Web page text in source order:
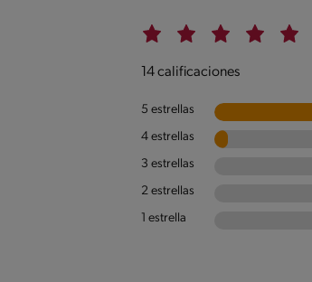
14 calificaciones
5 estrellas
4 estrellas
3 estrellas
2 estrellas
1 estrella